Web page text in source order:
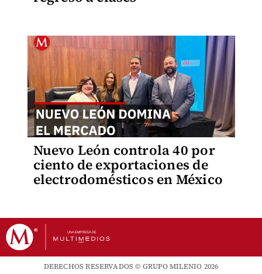
Nuevo León controla 40 por
ciento de exportaciones de
electrodomésticos en México
DERECHOS RESERVADOS © GRUPO MILENIO 2026